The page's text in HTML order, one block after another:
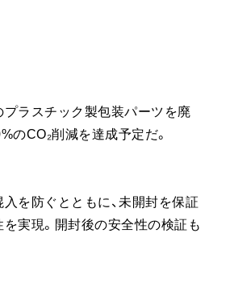
ラスチック製包装パーツを廃
のCO₂削減を達成予定だ。
を防ぐとともに、未開封を保証
実現。開封後の安全性の検証も